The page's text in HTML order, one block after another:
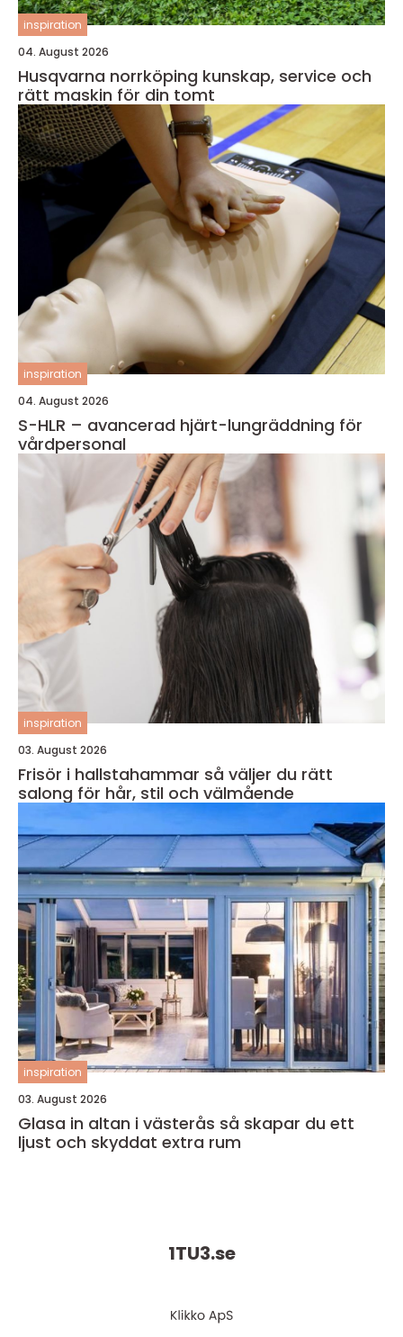
inspiration
04. August 2026
Husqvarna norrköping kunskap, service och
rätt maskin för din tomt
inspiration
04. August 2026
S-HLR – avancerad hjärt-lungräddning för
vårdpersonal
inspiration
03. August 2026
Frisör i hallstahammar så väljer du rätt
salong för hår, stil och välmående
inspiration
03. August 2026
Glasa in altan i västerås så skapar du ett
ljust och skyddat extra rum
1TU3.se